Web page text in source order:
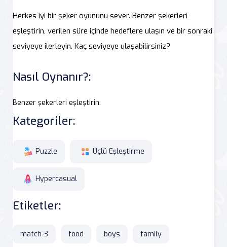
Herkes iyi bir şeker oyununu sever. Benzer şekerleri
eşleştirin, verilen süre içinde hedeflere ulaşın ve bir sonraki
seviyeye ilerleyin. Kaç seviyeye ulaşabilirsiniz?
Nasıl Oynanır?:
Benzer şekerleri eşleştirin.
Kategoriler:
Puzzle Üçlü Eşleştirme
Hypercasual
Etiketler:
match-3 food boys family